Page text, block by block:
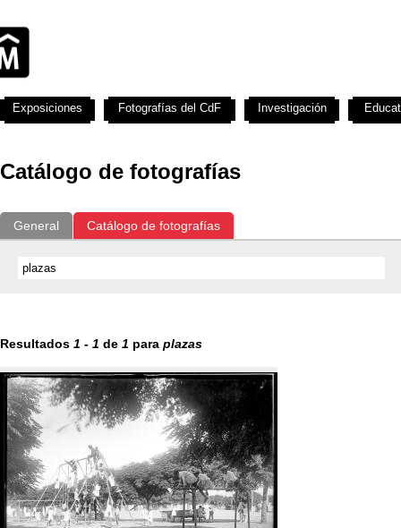
Catálogo de fotografías
General Catálogo de fotografías
Resultados 1 - 1 de 1 para plazas
Exposiciones Fotografías del CdF Investigación